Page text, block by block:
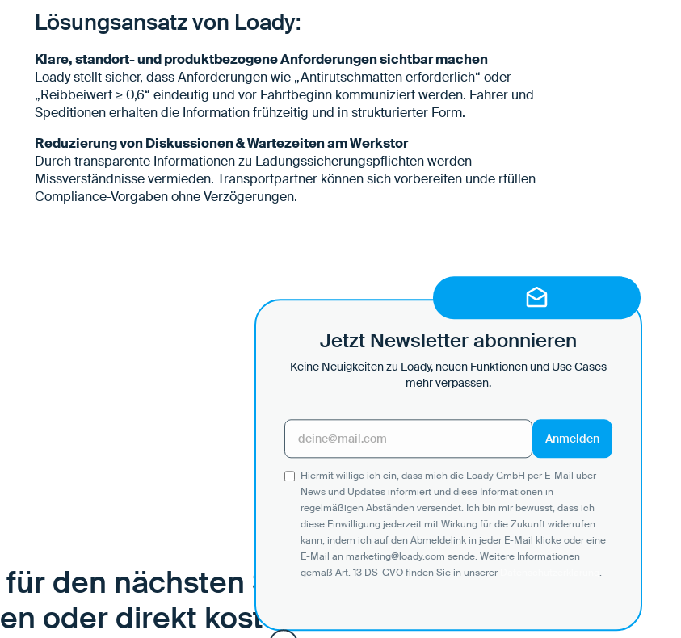
Lösungsansatz von Loady:
Klare, standort- und produktbezogene Anforderungen sichtbar machen
Loady stellt sicher, dass Anforderungen wie „Antirutschmatten erforderlich“ oder
„Reibbeiwert ≥ 0,6“ eindeutig und vor Fahrtbeginn kommuniziert werden. Fahrer und
Speditionen erhalten die Information frühzeitig und in strukturierter Form.
Reduzierung von Diskussionen & Wartezeiten am Werkstor
Durch transparente Informationen zu Ladungssicherungspflichten werden
Missverständnisse vermieden. Transportpartner können sich vorbereiten unde rfüllen
Compliance-Vorgaben ohne Verzögerungen.
den nächsten Schritt?
oder direkt kostenlos starten.
Jetzt Newsletter abonnieren
Keine Neuigkeiten zu Loady, neuen Funktionen und Use Cases
mehr verpassen.
Hiermit willige ich ein, dass mich die Loady GmbH per E-Mail über
News und Updates informiert und diese Informationen in
regelmäßigen Abständen versendet. Ich bin mir bewusst, dass ich
diese Einwilligung jederzeit mit Wirkung für die Zukunft widerrufen
kann, indem ich auf den Abmeldelink in jeder E-Mail klicke oder eine
E-Mail an marketing@loady.com sende. Weitere Informationen
gemäß Art. 13 DS-GVO finden Sie in unserer
Datenschutzerklärung.